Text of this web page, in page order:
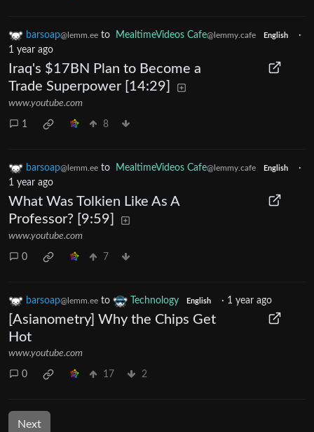
barsoap@lemm.ee to MealtimeVideos Cafe@lemmy.cafe English
·
1 year ago
Iraq's $17BN Plan to Become a
Trade Superpower [14:29]
www.youtube.com
1 8
barsoap@lemm.ee to MealtimeVideos Cafe@lemmy.cafe English
·
1 year ago
What Was Tolkien Like As A
Professor? [9:59]
www.youtube.com
0 7
barsoap@lemm.ee to Technology English · 1 year ago
[Asianometry] Why the Chips Get
Hot
www.youtube.com
0 17 2
Next